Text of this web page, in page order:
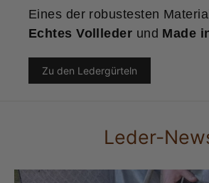
Eines der robustesten
Echtes Vollleder und Made
Zu den Ledergürteln
Leder-